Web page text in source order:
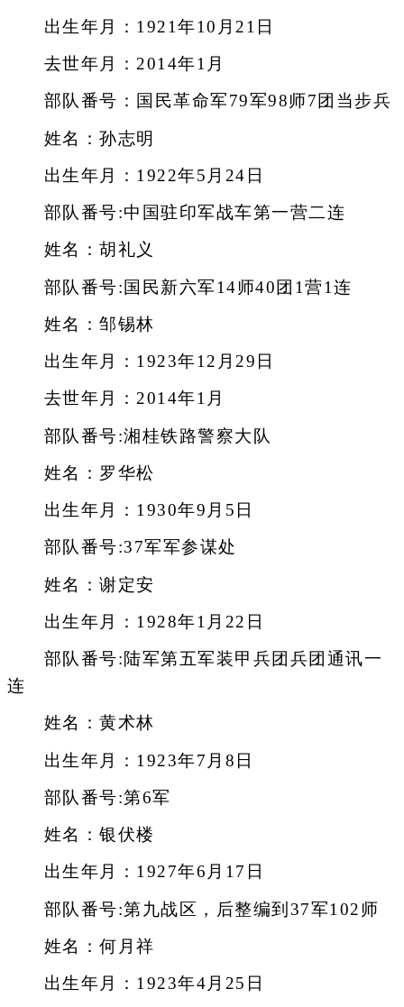
出生年月：1921年10月21日
去世年月：2014年1月
部队番号：国民革命军79军98师7团当步兵
姓名：孙志明
出生年月：1922年5月24日
部队番号:中国驻印军战车第一营二连
姓名：胡礼义
部队番号:国民新六军14师40团1营1连
姓名：邹锡林
出生年月：1923年12月29日
去世年月：2014年1月
部队番号:湘桂铁路警察大队
姓名：罗华松
出生年月：1930年9月5日
部队番号:37军军参谋处
姓名：谢定安
出生年月：1928年1月22日
部队番号:陆军第五军装甲兵团兵团通讯一
连
姓名：黄术林
出生年月：1923年7月8日
部队番号:第6军
姓名：银伏楼
出生年月：1927年6月17日
部队番号:第九战区，后整编到37军102师
姓名：何月祥
出生年月：1923年4月25日